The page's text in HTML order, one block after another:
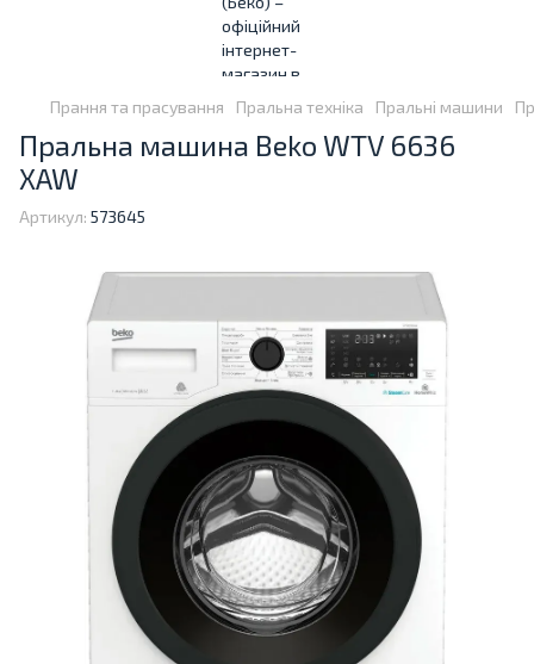
Прання та прасування Пральна техніка Пральні машини
Пральна машина Beko WTV 6636
XAW
Артикул: 573645